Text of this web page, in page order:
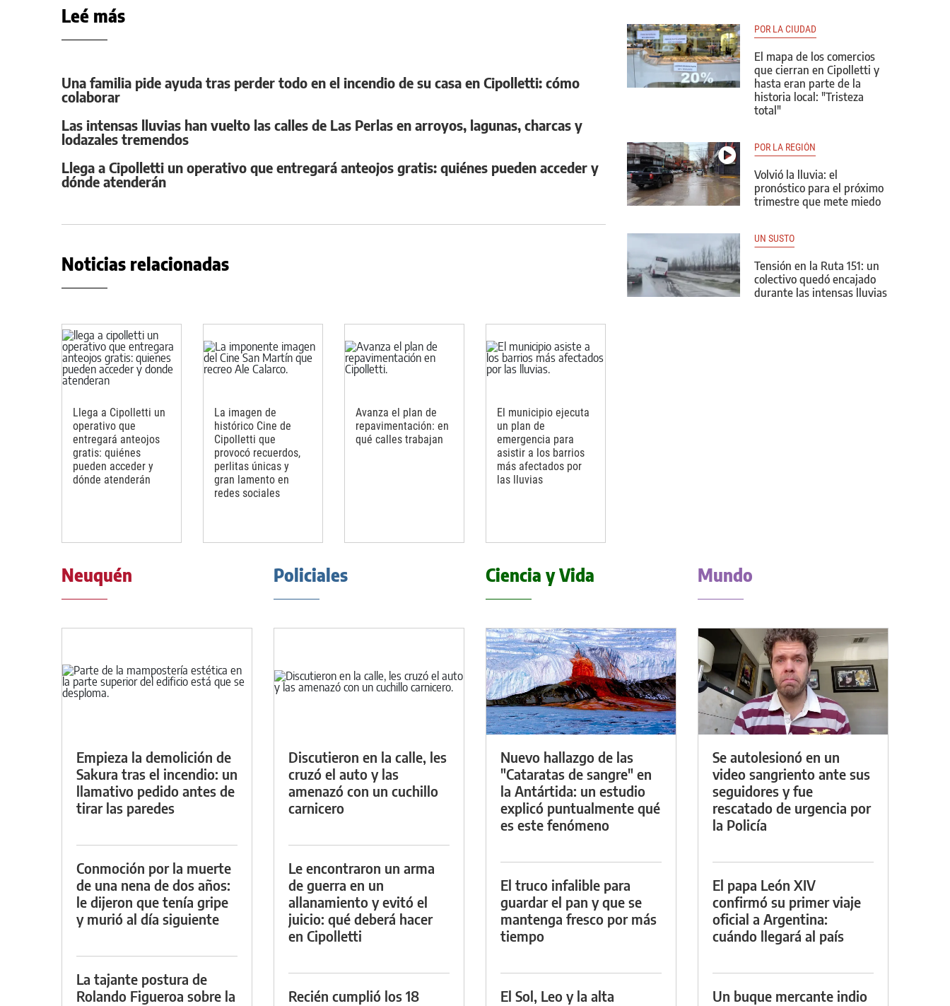
Leé más
Una familia pide ayuda tras perder todo en el incendio de su casa en Cipolletti: cómo
colaborar
Las intensas lluvias han vuelto las calles de Las Perlas en arroyos, lagunas, charcas y
lodazales tremendos
Llega a Cipolletti un operativo que entregará anteojos gratis: quiénes pueden acceder y
dónde atenderán
Noticias relacionadas
Llega a Cipolletti un
operativo que
entregará anteojos
gratis: quiénes
pueden acceder y
dónde atenderán
La imagen de
histórico Cine de
Cipolletti que
provocó recuerdos,
perlitas únicas y
gran lamento en
redes sociales
Avanza el plan de
repavimentación: en
qué calles trabajan
El municipio ejecuta
un plan de
emergencia para
asistir a los barrios
más afectados por
las lluvias
POR LA CIUDAD
El mapa de los comercios
que cierran en Cipolletti y
hasta eran parte de la
historia local: "Tristeza
total"
POR LA REGIÓN
Volvió la lluvia: el
pronóstico para el próximo
trimestre que mete miedo
UN SUSTO
Tensión en la Ruta 151: un
colectivo quedó encajado
durante las intensas lluvias
Neuquén
Empieza la demolición de
Sakura tras el incendio: un
llamativo pedido antes de
tirar las paredes
Conmoción por la muerte
de una nena de dos años:
le dijeron que tenía gripe
y murió al día siguiente
La tajante postura de
Rolando Figueroa sobre la
Policiales
Discutieron en la calle, les
cruzó el auto y las
amenazó con un cuchillo
carnicero
Le encontraron un arma
de guerra en un
allanamiento y evitó el
juicio: qué deberá hacer
en Cipolletti
Recién cumplió los 18
Ciencia y Vida
Nuevo hallazgo de las
"Cataratas de sangre" en
la Antártida: un estudio
explicó puntualmente qué
es este fenómeno
El truco infalible para
guardar el pan y que se
mantenga fresco por más
tiempo
El Sol, Leo y la alta
Mundo
Se autolesionó en un
video sangriento ante sus
seguidores y fue
rescatado de urgencia por
la Policía
El papa León XIV
confirmó su primer viaje
oficial a Argentina:
cuándo llegará al país
Un buque mercante indio